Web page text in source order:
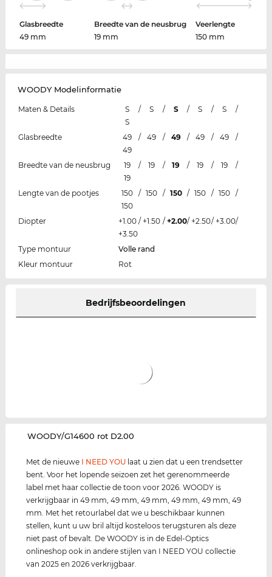
Glasbreedte
49 mm
Breedte van de neusbrug
19 mm
Veerlengte
150 mm
WOODY Modelinformatie
Maten & Details S / S / S / S / S
/
S
Glasbreedte
49 / 49 / 49 / 49 / 49
/
49
Breedte van de neusbrug
19 / 19 / 19 / 19 / 19
/
19
Lengte van de pootjes
150 / 150 / 150 / 150 / 150 /
150
Diopter
+1.00 / +1.50 / +2.00/ +2.50/ +3.00/
+3.50
Type montuur
Volle rand
Kleur montuur
Rot
Bedrijfsbeoordelingen
‌WOODY/G14600 rot D2.00
Met de nieuwe I NEED YOU laat u zien dat u een trendsetter
bent. Voor het lopende seizoen zet het gerenommeerde
label met haar collectie de toon voor 2026. WOODY is
verkrijgbaar in 49 mm, 49 mm, 49 mm, 49 mm, 49 mm, 49
mm. Met het retourlabel dat we u beschikbaar kunnen
stellen, kunt u uw bril altijd kosteloos terugsturen als deze
niet past of bevalt. De WOODY is in de Edel-Optics
onlineshop ook in andere stijlen van I NEED YOU collectie
van 2025 en 2026 verkrijgbaar.